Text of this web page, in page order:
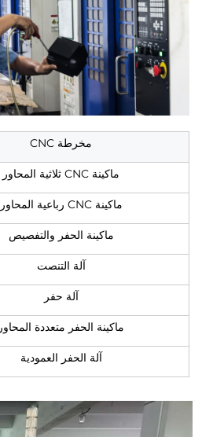
مخرطة CNC
ماكينة CNC ثلاثية المحاور
ماكينة CNC رباعية المحاور
ماكينة الحفر والتفصيص
آلة التنصت
آلة حفر
ماكينة الحفر متعددة المحاور
آلة الحفر العمودية